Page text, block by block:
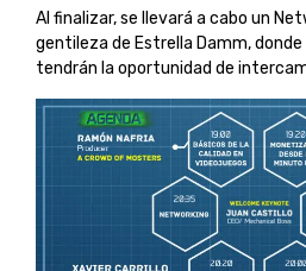
Al finalizar, se llevará a cabo un
gentileza de Estrella Damm,
tendrán la oportunidad de